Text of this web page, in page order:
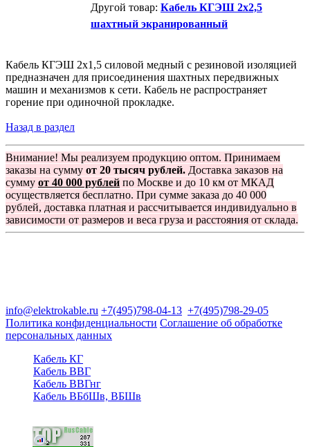
Другой товар: Кабель КГЭШ 2x2,5
шахтный экранированный
Кабель КГЭШ 2x1,5 силовой медный с резиновой изоляцией
предназначен для присоединения шахтных передвижных
машин и механизмов к сети. Кабель не распространяет
горение при одиночной прокладке.
Назад в раздел
Внимание! Мы реализуем продукцию оптом. Принимаем
заказы на сумму от 20 тысяч рублей. Доставка заказов на
сумму от 40 000 рублей по Москве и до 10 км от МКАД
осуществляется бесплатно. При сумме заказа до 40 000
рублей, доставка платная и рассчитывается индивидуально в
зависимости от размеров и веса груза и расстояния от склада.
info@elektrokable.ru +7(495)798-04-13 +7(495)798-29-05
Политика конфиденциальности Соглашение об обработке
персональных данных
Кабель КГ
Кабель ВВГ
Кабель ВВГнг
Кабель ВБбШв, ВБШв